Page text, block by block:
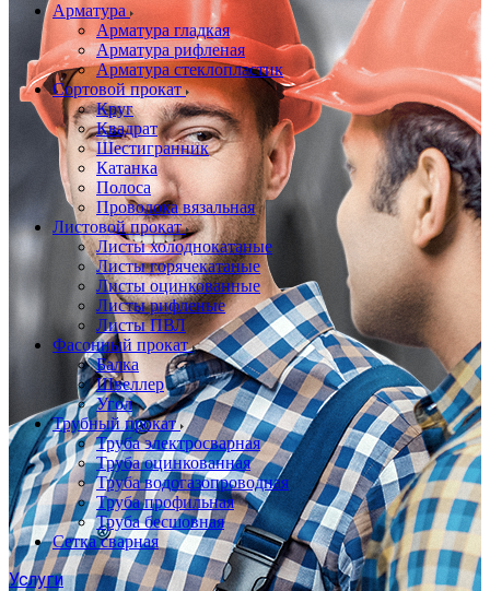
Арматура
Арматура гладкая
Арматура рифленая
Арматура стеклопластик
Сортовой прокат
Круг
Квадрат
Шестигранник
Катанка
Полоса
Проволока вязальная
Листовой прокат
Листы холоднокатаные
Листы горячекатаные
Листы оцинкованные
Листы рифленые
Листы ПВЛ
Фасонный прокат
Балка
Швеллер
Угол
Трубный прокат
Труба электросварная
Труба оцинкованная
Труба водогазопроводная
Труба профильная
Труба бесшовная
Сетка сварная
Услуги